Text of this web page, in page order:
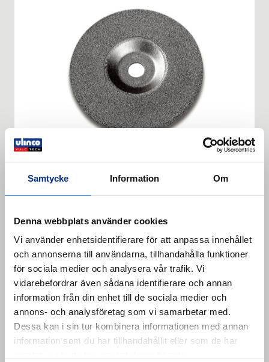
Samtycke Information Om
Denna webbplats använder cookies
Vi använder enhetsidentifierare för att anpassa innehållet
och annonserna till användarna, tillhandahålla funktioner
för sociala medier och analysera vår trafik. Vi
vidarebefordrar även sådana identifierare och annan
information från din enhet till de sociala medier och
annons- och analysföretag som vi samarbetar med.
Dessa kan i sin tur kombinera informationen med annan
information som du har tillhandahållit eller som de har
TUNGSTEN BUFFING DISC
22mm Steel Shot Grit 390
Tungsten carbide buffing disc. Longer service life and
faster buffing compared with copper-carbide discs.
Recommended for angle grinder L 1202 (594 0620).
Risk of damage to bearing when used with less
powerful angle grinders. . Tungsten carbide buffing
disc Silver class.
Läs mer